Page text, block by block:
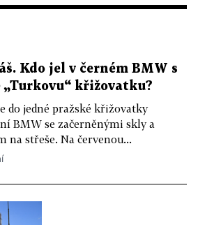
Kdo jel v černém BMW s
„Turkovu“ křižovatku?
do jedné pražské křižovatky
BMW se začerněnými skly a
na střeše. Na červenou...